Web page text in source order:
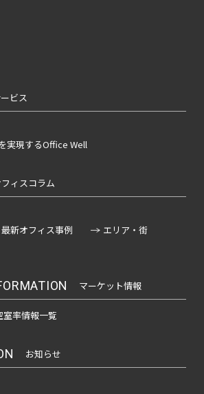
ビス
実現するOffice Well
ィスコラム
最新オフィス事例
エリア・街
マーケット情報
室率情報一覧
お知らせ